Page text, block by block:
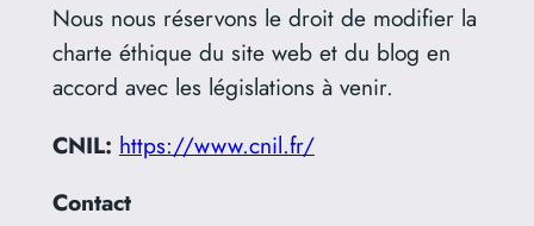
Nous nous réservons le droit de modifier la
charte éthique du site web et du blog en
accord avec les législations à venir.
CNIL: https://www.cnil.fr/
Contact